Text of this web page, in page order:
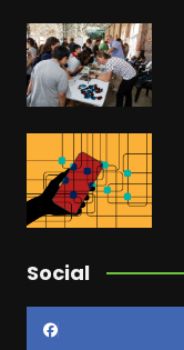
Social